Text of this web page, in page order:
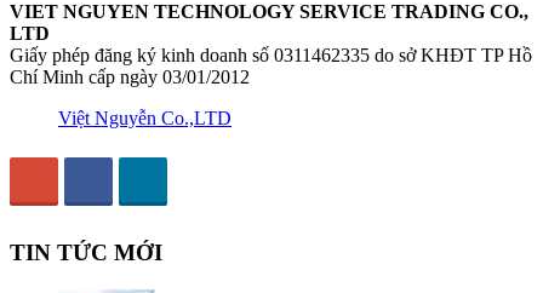
VIET NGUYEN TECHNOLOGY SERVICE TRADING CO.,
LTD
Giấy phép đăng ký kinh doanh số 0311462335 do sở KHĐT TP Hồ
Chí Minh cấp ngày 03/01/2012
Việt Nguyễn Co.,LTD
TIN TỨC MỚI